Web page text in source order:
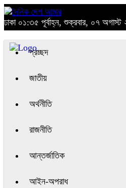
ঢাকা ০১:৩৫ পূর্বাহ্ন, শুক্রবার, ০৭ অগাস্ট
প্রচ্ছদ
জাতীয়
অর্থনীতি
রাজনীতি
আন্তর্জাতিক
আইন-অপরাধ